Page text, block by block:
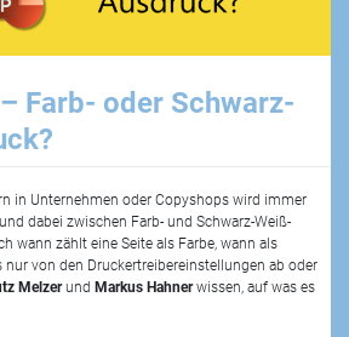
Farb- oder Schwarz-
in Unternehmen oder Copyshops wird immer
dabei zwischen Farb- und Schwarz-Weiß-
wann zählt eine Seite als Farbe, wann als
nur von den Druckertreibereinstellungen ab oder
Melzerund Markus Hahnerwissen, auf was es